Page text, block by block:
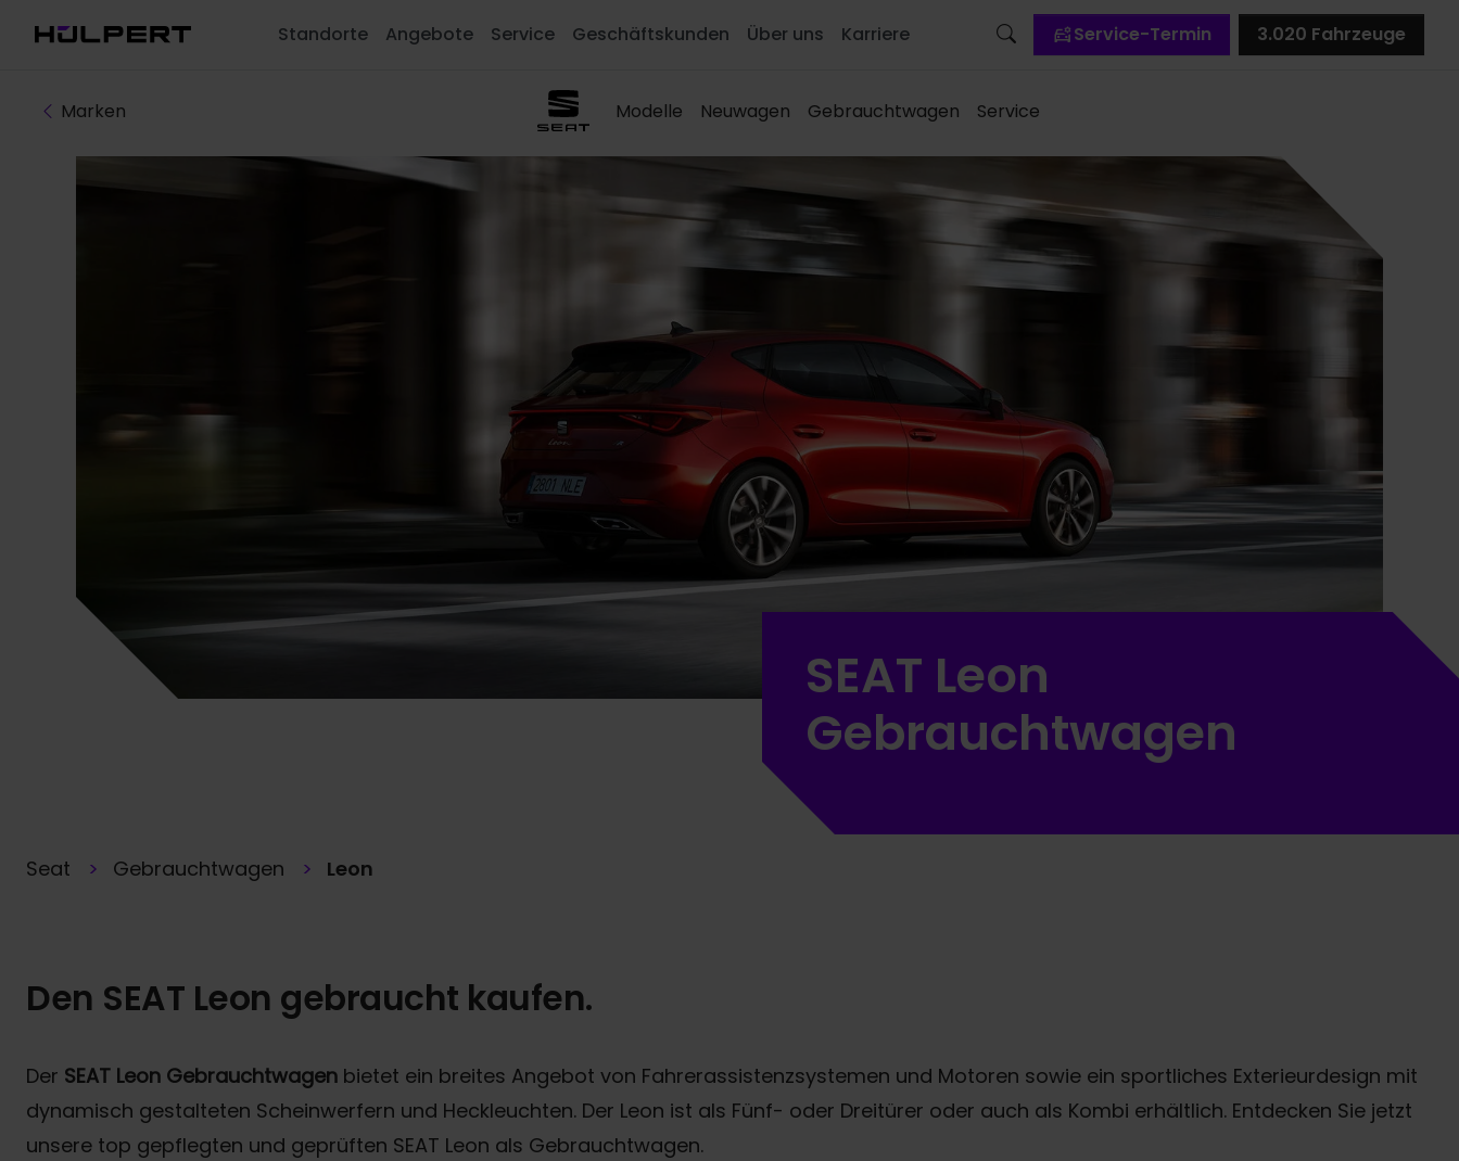
Standorte Angebote Service Geschäftskunden Über uns Karriere Service-Termin Fahrzeuge
3.020
Marken Modelle Neuwagen Gebrauchtwagen Service
SEAT Leon
Gebrauchtwagen
Seat Gebrauchtwagen Leon
Den SEAT Leon gebraucht kaufen.
Der SEAT Leon Gebrauchtwagen bietet ein breites Angebot von Fahrerassistenzsystemen und Motoren sowie ein sportliches Exterieurdesign mit
dynamisch gestalteten Scheinwerfern und Heckleuchten. Der Leon ist als Fünf- oder Dreitürer oder auch als Kombi erhältlich. Entdecken Sie jetzt
unsere top gepflegten und geprüften SEAT Leon als Gebrauchtwagen.